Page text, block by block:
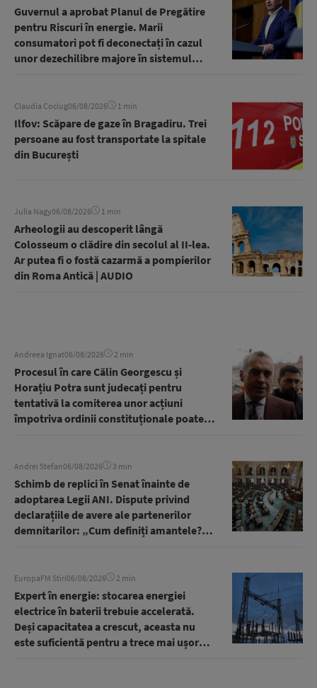
Guvernul a aprobat Planul de Pregătire
pentru Riscuri în energie. Marii
consumatori pot fi deconectați în cazul
unor dezechilibre majore în sistemul
Claudia Cociug06/08/2026 1 min
Ilfov: Scăpare de gaze în Bragadiru. Trei
persoane au fost transportate la spitale
din București
Julia Nagy06/08/2026 1 min
Arheologii au descoperit lângă
Colosseum o clădire din secolul al II-lea.
Ar putea fi o fostă cazarmă a pompierilor
din Roma Antică | AUDIO
Andreea Ignat06/08/2026 2 min
Procesul în care Călin Georgescu și
Horațiu Potra sunt judecați pentru
tentativă la comiterea unor acțiuni
împotriva ordinii constituționale poate
Andrei Stefan06/08/2026 3 min
Schimb de replici în Senat înainte de
adoptarea Legii ANI. Dispute privind
declarațiile de avere ale partenerilor
demnitarilor: „Cum definiți amantele?” |
EuropaFM Stiri06/08/2026 2 min
Expert în energie: stocarea energiei
electrice în baterii trebuie accelerată.
Deși capacitatea a crescut, aceasta nu
este suficientă pentru a trece mai ușor